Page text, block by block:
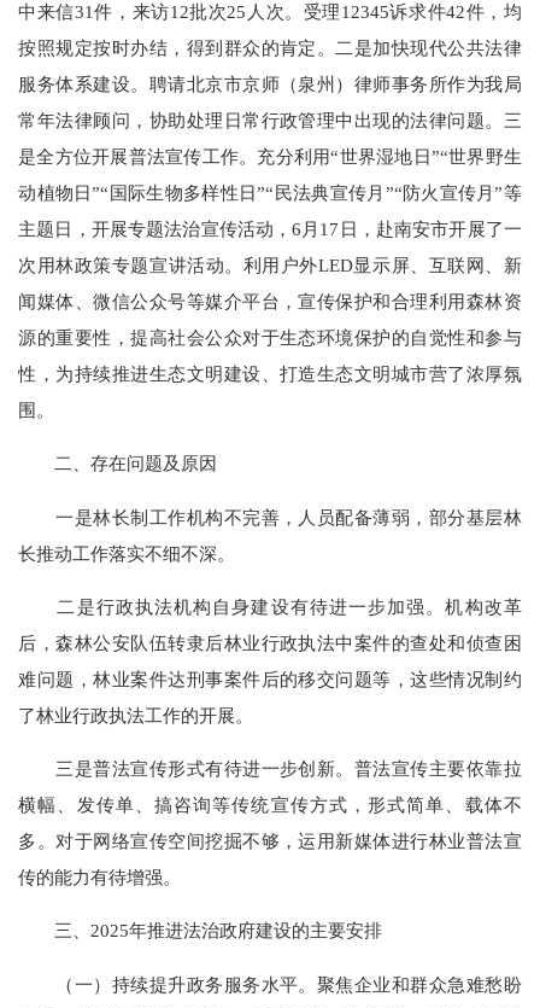
中来信31件，来访12批次25人次。受理12345诉求件42件，均
按照规定按时办结，得到群众的肯定。二是加快现代公共法律
服务体系建设。聘请北京市京师（泉州）律师事务所作为我局
常年法律顾问，协助处理日常行政管理中出现的法律问题。三
是全方位开展普法宣传工作。充分利用“世界湿地日”“世界野生
动植物日”“国际生物多样性日”“民法典宣传月”“防火宣传月”等
主题日，开展专题法治宣传活动，6月17日，赴南安市开展了一
次用林政策专题宣讲活动。利用户外LED显示屏、互联网、新
闻媒体、微信公众号等媒介平台，宣传保护和合理利用森林资
源的重要性，提高社会公众对于生态环境保护的自觉性和参与
性，为持续推进生态文明建设、打造生态文明城市营了浓厚氛
围。
二、存在问题及原因
一是林长制工作机构不完善，人员配备薄弱，部分基层林
长推动工作落实不细不深。
二是行政执法机构自身建设有待进一步加强。机构改革
后，森林公安队伍转隶后林业行政执法中案件的查处和侦查困
难问题，林业案件达刑事案件后的移交问题等，这些情况制约
了林业行政执法工作的开展。
三是普法宣传形式有待进一步创新。普法宣传主要依靠拉
横幅、发传单、搞咨询等传统宣传方式，形式简单、载体不
多。对于网络宣传空间挖掘不够，运用新媒体进行林业普法宣
传的能力有待增强。
三、2025年推进法治政府建设的主要安排
（一）持续提升政务服务水平。聚焦企业和群众急难愁盼